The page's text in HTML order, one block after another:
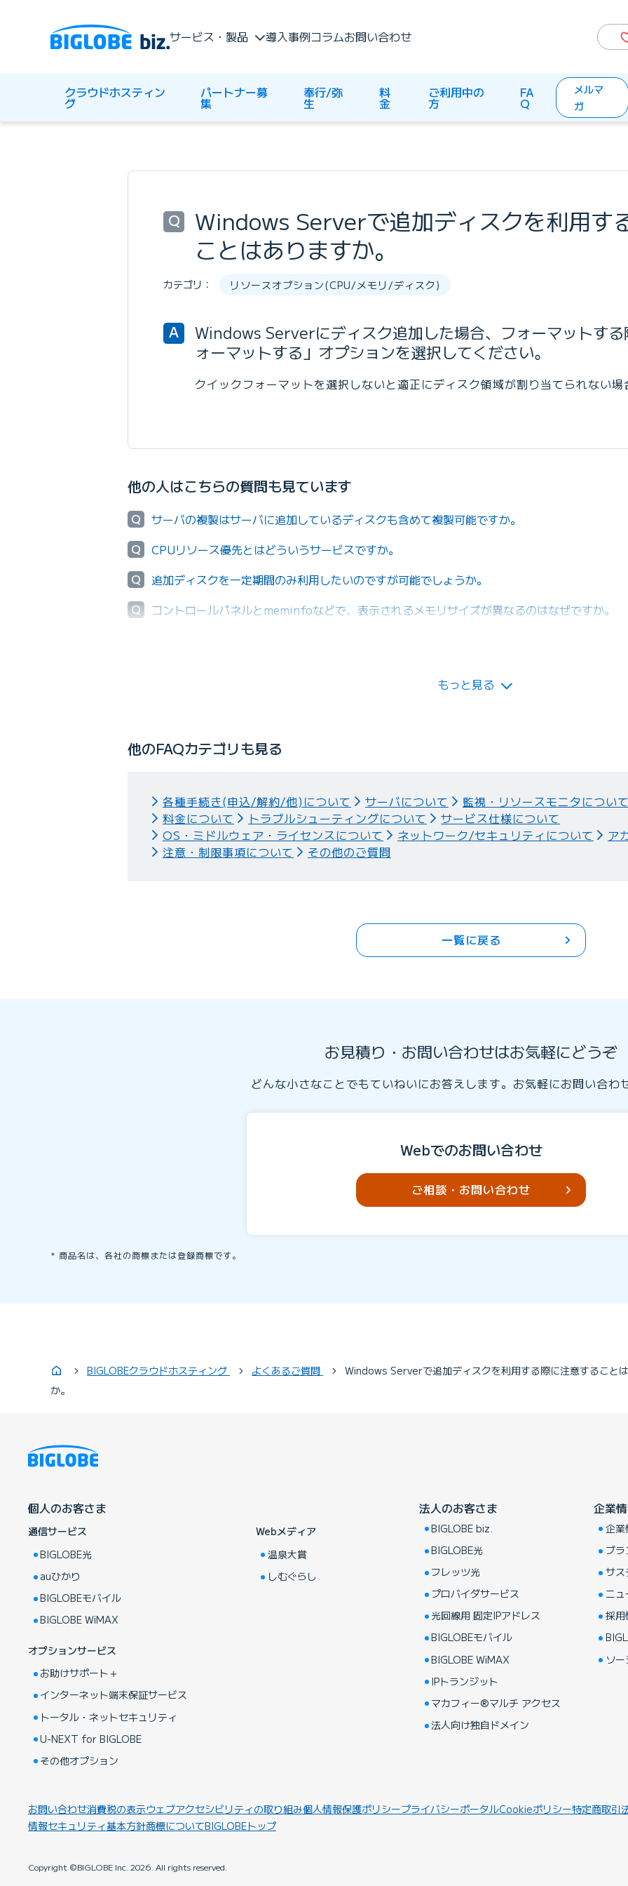
サービス・製品 導入事例コラムお問い合わせ
クラウドホスティン
グ
パートナー募
集
奉行/弥
生
料
金
ご利用中の
方
FA
Q
メルマ
ガ
Q
Windows Serverで追加ディスクを利用す
ことはありますか。
カテゴリ： リソースオプション(CPU/メモリ/ディスク)
A
Windows Serverにディスク追加した場合、フォーマットす
ォーマットする」オプションを選択してください。
クイックフォーマットを選択しないと適正にディスク領域が割り当てられない場
他の人はこちらの質問も見ています
Q
サーバの複製はサーバに追加しているディスクも含めて複製可能ですか。
Q
CPUリソース優先とはどういうサービスですか。
Q
追加ディスクを一定期間のみ利用したいのですが可能でしょうか。
Q
コントロールパネルとmeminfoなどで、表示されるメモリサイズが異なるのはなぜですか。
もっと見る
他のFAQカテゴリも見る
各種手続き(申込/解約/他)について サーバについて 監視・リソースモニタについて
料金について
トラブルシューティングについて
サービス仕様について
OS・ミドルウェア・ライセンスについて
ネットワーク/セキュリティについて
ア
注意・制限事項について
その他のご質問
一覧に戻る
お見積り・お問い合わせはお気軽にどうぞ
どんな小さなことでもていねいにお答えします。お気軽にお問い合わ
Webでのお問い合わせ
ご相談・お問い合わせ
商品名は、各社の商標または登録商標です。
BIGLOBEクラウドホスティング よくあるご質問
Windows Serverで追加ディスクを利用する際に注意すること
か。
個人のお客さま
通信サービス
BIGLOBE光
auひかり
BIGLOBEモバイル
BIGLOBE WiMAX
オプションサービス
お助けサポート＋
インターネット端末保証サービス
トータル・ネットセキュリティ
U-NEXT for BIGLOBE
その他オプション
Webメディア
温泉大賞
しむぐらし
法人のお客さま
BIGLOBE biz.
BIGLOBE光
フレッツ光
プロバイダサービス
光回線用 固定IPアドレス
BIGLOBEモバイル
BIGLOBE WiMAX
IPトランジット
マカフィー®マルチ アクセス
法人向け独自ドメイン
企業
企業
ブラ
サス
ニュ
採用
ソ
お問い合わせ消費税の表示ウェブアクセシビリティの取り組み個人情報保護ポリシープライバシーポータルCookieポリシー特定商取引
情報セキュリティ基本方針商標についてBIGLOBEトップ
Copyright ©BIGLOBE Inc. 2026. All rights reserved.